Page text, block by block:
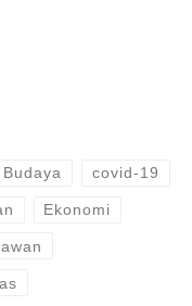
Budaya covid-19
Ekonomi